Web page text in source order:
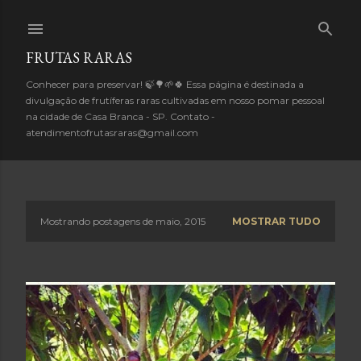
FRUTAS RARAS
Conhecer para preservar! 🍃🌳🌱🍀 Essa página é destinada a
divulgação de frutíferas raras cultivadas em nosso pomar pessoal
na cidade de Casa Branca - SP. Contato -
atendimentofrutasraras@gmail.com
s
t
Mostrando postagens de maio, 2015 MOSTRAR TUDO